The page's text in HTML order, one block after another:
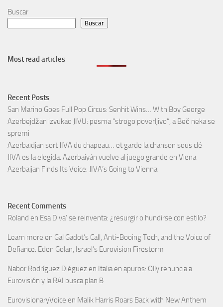
Buscar
Buscar
Most read articles
Recent Posts
San Marino Goes Full Pop Circus: Senhit Wins… With Boy George
Azerbejdžan izvukao JIVU: pesma “strogo poverljivo”, a Beč neka se
spremi
Azerbaïdjan sort JIVA du chapeau… et garde la chanson sous clé
JIVA es la elegida: Azerbaiyán vuelve al juego grande en Viena
Azerbaijan Finds Its Voice: JIVA’s Going to Vienna
Recent Comments
Roland en Esa Diva’ se reinventa: ¿resurgir o hundirse con estilo?
Learn more en Gal Gadot’s Call, Anti-Booing Tech, and the Voice of
Defiance: Eden Golan, Israel’s Eurovision Firestorm
Nabor Rodríguez Diéguez en Italia en apuros: Olly renuncia a
Eurovisión y la RAI busca plan B
EurovisionaryVoice en Malik Harris Roars Back with New Anthem